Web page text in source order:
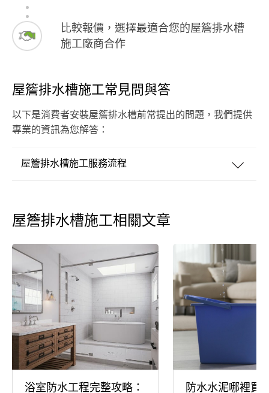
比較報價，選擇最適合您的屋簷排水槽
施工廠商合作
屋簷排水槽施工常見問與答
以下是消費者安裝屋簷排水槽前常提出的問題，我們提供
專業的資訊為您解答：
屋簷排水槽施工服務流程
屋簷排水槽施工相關文章
浴室防水工程完整攻略： 防水水泥哪裡買